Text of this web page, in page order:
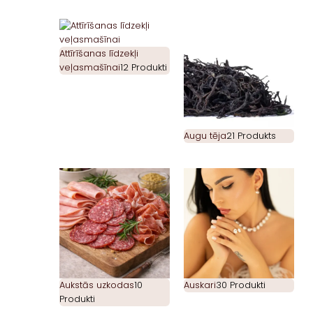
Attīrīšanas līdzekļi
veļasmašīnai12 Produkti
Augu tēja21 Produkts
Aukstās uzkodas10
Produkti
Auskari30 Produkti